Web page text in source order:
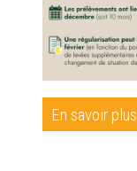
En savoir plus